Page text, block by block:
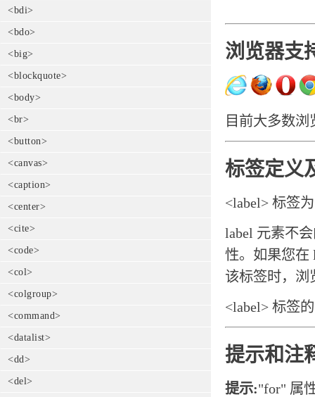
<bdi>
<bdo>
<big>
<blockquote>
<body>
<br>
<button>
<canvas>
<caption>
<center>
<cite>
<code>
<col>
<colgroup>
<command>
<datalist>
<dd>
<del>
浏览器支
目前大多数浏
标签定义
<label> 标签
label 元素不
性。如果您在
该标签时，浏
<label> 标签
提示和注
提示:"for" 属